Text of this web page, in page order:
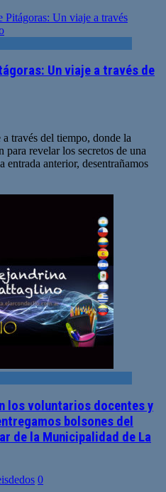
Un viaje a través de
través del tiempo, donde la
revelar los secretos de una
anterior, desentrañamos
los voluntarios docentes y
bolsones del
de la Municipalidad de La
0